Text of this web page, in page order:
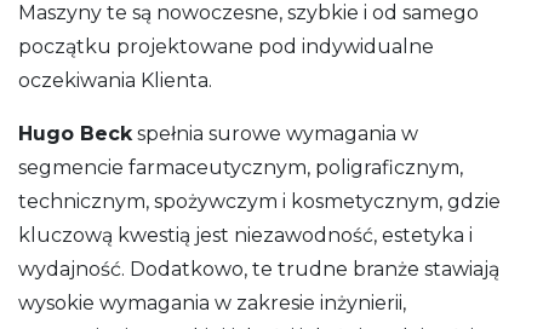
Maszyny te są nowoczesne, szybkie i od samego
początku projektowane pod indywidualne
oczekiwania Klienta.
Hugo Beckspełnia surowe wymagania w
segmencie farmaceutycznym, poligraficznym,
technicznym, spożywczym i kosmetycznym, gdzie
kluczową kwestią jest niezawodność, estetyka i
wydajność. Dodatkowo, te trudne branże stawiają
wysokie wymagania w zakresie inżynierii,